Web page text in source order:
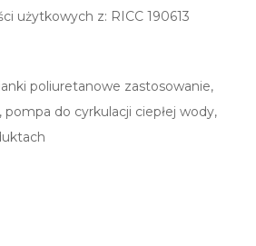
użytkowych z: RICC 190613
poliuretanowe zastosowanie,
do cyrkulacji ciepłej wody,